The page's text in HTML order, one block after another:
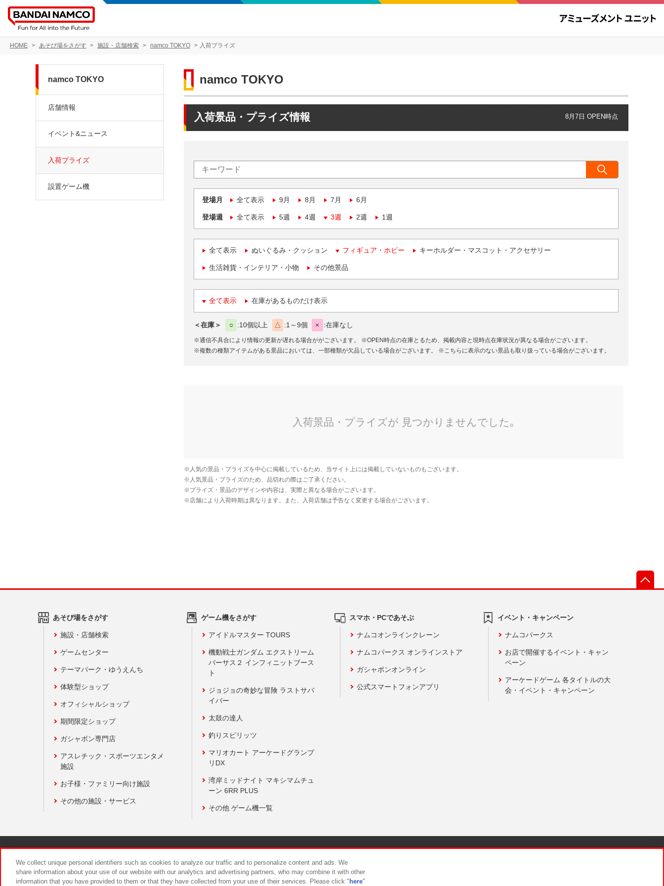
HOME あそび場をさがす 施設・店舗検索 namco TOKYO 入荷プライズ
namco TOKYO
入荷景品・プライズ情報 8月7日 OPEN時点
登場月 全て表示 9月 8月 7月 6月
登場週 全て表示 5週 4週 3週 2週 1週
全て表示 ぬいぐるみ・クッション フィギュア・ホビー キーホルダー・マスコット・アクセサリー
生活雑貨・インテリア・小物 その他景品
全て表示 在庫があるものだけ表示
＜在庫＞ ○ 10個以上 △ 1～9個 × 在庫なし
※通信不具合により情報の更新が遅れる場合ががございます。
※OPEN時点の在庫とるため、掲載内容と現時点在庫状況が異なる場合がございます。
※複数の種類アイテムがある景品においては、一部種類が欠品している場合がございます。
※こちらに表示のない景品も取り扱っている場合がございます。
namco TOKYO
店舗情報
イベント&ニュース
入荷プライズ
設置ゲーム機
あそび場をさがす
施設・店舗検索
ゲームセンター
テーマパーク・ゆうえんち
体験型ショップ
オフィシャルショップ
期間限定ショップ
ガシャポン専門店
アスレチック・スポーツエンタメ
施設
お子様・ファミリー向け施設
その他の施設・サービス
ゲーム機をさがす
アイドルマスター TOURS
機動戦士ガンダム エクストリーム
バーサス２ インフィニットブース
ト
ジョジョの奇妙な冒険 ラストサバ
イバー
太鼓の達人
釣りスピリッツ
マリオカート アーケードグランプ
リDX
湾岸ミッドナイト マキシマムチュ
ーン 6RR PLUS
その他 ゲーム機一覧
スマホ・PCであそぶ
ナムコオンラインクレーン
ナムコパークス オンラインストア
ガシャポンオンライン
公式スマートフォンアプリ
イベント・キャンペーン
ナムコパークス
お店で開催するイベント・キャン
ペーン
アーケードゲーム 各タイトルの大
会・イベント・キャンペーン
食品のご提供について カスタマーハラスメント対応方針
We collect unique personal identifiers such as cookies to analyze our traffic and to personalize content and ads. We
share information about your use of our website with our analytics and advertising partners, who may combine it with other
information that you have provided to them or that they have collected from your use of their services. Please click " here"